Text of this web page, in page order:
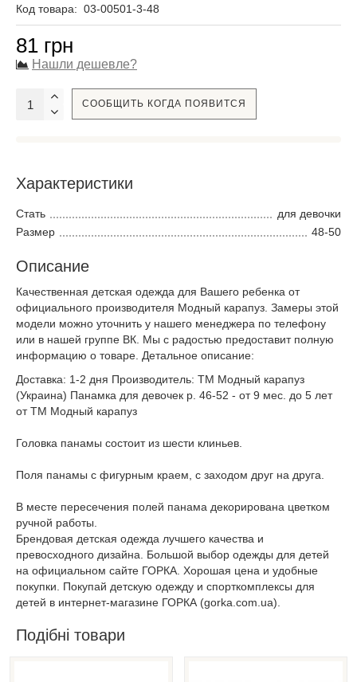
Код товара: 03-00501-3-48
81 грн
Нашли дешевле?
СООБЩИТЬ КОГДА ПОЯВИТСЯ
Характеристики
Стать
для девочки
Размер
48-50
Описание
Качественная детская одежда для Вашего ребенка от
официального производителя Модный карапуз. Замеры этой
модели можно уточнить у нашего менеджера по телефону
или в нашей группе ВК. Мы с радостью предоставит полную
информацию о товаре. Детальное описание:
Доставка: 1-2 дня Производитель: ТМ Модный карапуз
(Украина) Панамка для девочек р. 46-52 - от 9 мес. до 5 лет
от ТМ Модный карапуз
Головка панамы состоит из шести клиньев.
Поля панамы с фигурным краем, с заходом друг на друга.
В месте пересечения полей панама декорирована цветком
ручной работы.
Брендовая детская одежда лучшего качества и
превосходного дизайна. Большой выбор одежды для детей
на официальном сайте ГОРКА. Хорошая цена и удобные
покупки. Покупай детскую одежду и спорткомплексы для
детей в интернет-магазине ГОРКА (gorka.com.ua).
Подібні товари